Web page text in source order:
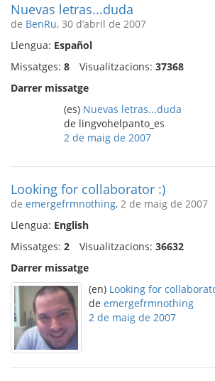
Nuevas letras...duda
de BenRu, 30 d’abril de 2007
Llengua: Español
Missatges: 8 Visualitzacions: 37368
Darrer missatge
(es) Nuevas letras...duda
de lingvohelpanto_es
2 de maig de 2007
Looking for collaborator :)
de emergefrmnothing, 2 de maig de 2007
Llengua: English
Missatges: 2 Visualitzacions: 36632
Darrer missatge
(en) Looking for
de emergefrmnothing
2 de maig de 2007